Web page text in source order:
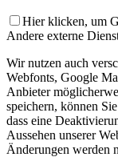
Hier klicken, um
Andere externe
Wir nutzen auch
Webfonts, Google
Anbieter
speichern, können
dass eine
Aussehen unserer
Änderungen werden